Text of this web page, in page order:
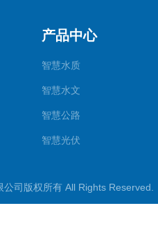
产品中心
智慧水质
智慧水文
智慧公路
智慧光伏
智慧农业
公司版权所有 All Rights